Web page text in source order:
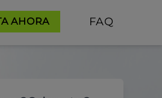
AHORA FAQ